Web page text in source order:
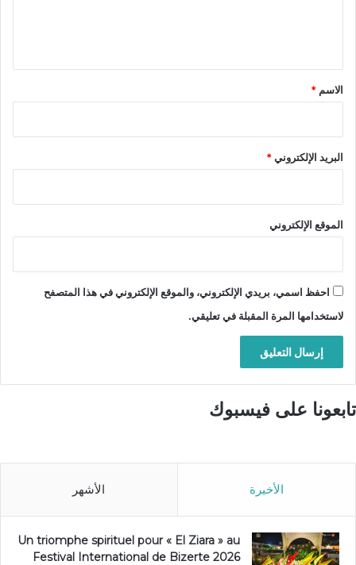
*
الاسم *
البريد الإلكتروني*
الموقع الإلكتروني
احفظ اسمي، بريدي الإلكتروني، والموقع الإلكتروني في هذا المتصفح
لاستخدامها المرة المقبلة في تعليقي.
تابعونا على فيسبوك
الأخيرة الأشهر
Un triomphe spirituel pour « El Ziara » au
Festival International de Bizerte 2026